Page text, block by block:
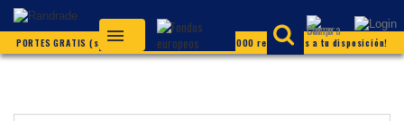
PORTES GRATIS (según condiciones) ¡Más de 20.000 referencias a tu disposición!